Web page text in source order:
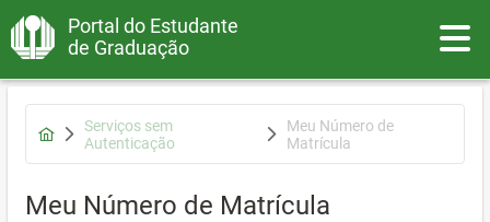
Portal do Estudante
de Graduação
Serviços sem
Autenticação
Meu Número de
Matrícula
Meu Número de Matrícula